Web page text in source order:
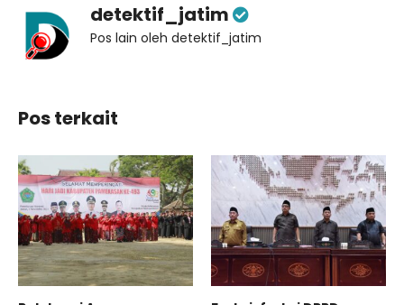
detektif_jatim
Pos lain oleh detektif_jatim
Pos terkait